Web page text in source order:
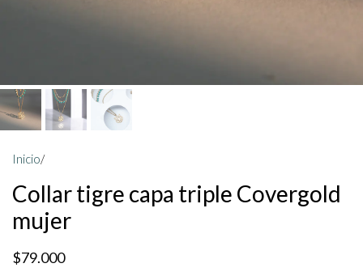
Inicio/
Collar tigre capa triple Covergold
mujer
$79.000